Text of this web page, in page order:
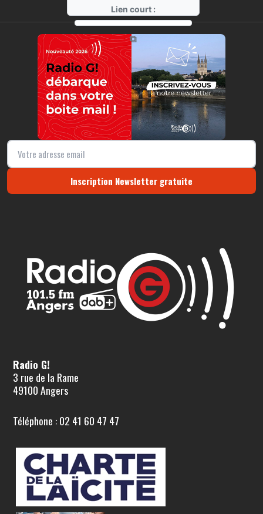
Lien court :
https://radio-g.fr?21765
⧉
Inscription Newsletter gratuite
Radio G!
3 rue de la Rame
49100 Angers
Téléphone : 02 41 60 47 47